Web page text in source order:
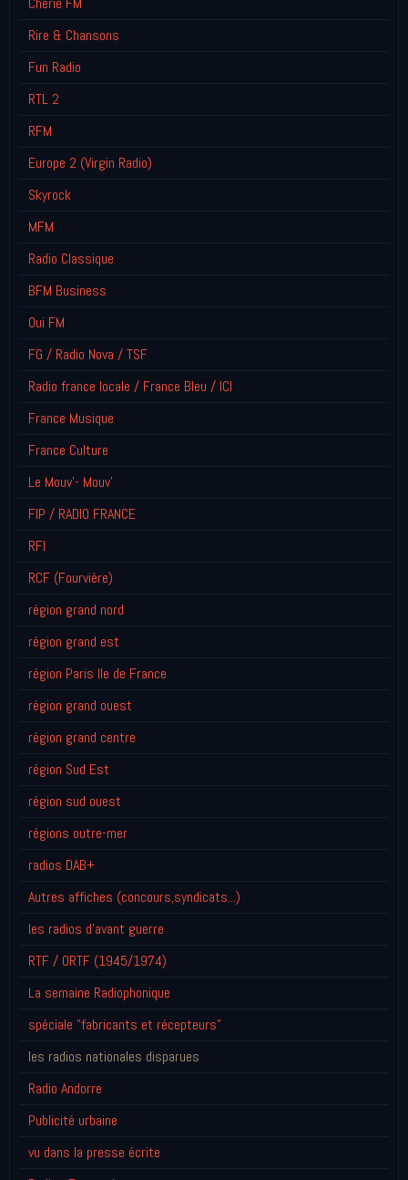
Rire & Chansons
Fun Radio
RTL 2
RFM
Europe 2 (Virgin Radio)
Skyrock
MFM
Radio Classique
BFM Business
Oui FM
FG / Radio Nova / TSF
Radio france locale / France Bleu / ICI
France Musique
France Culture
Le Mouv'- Mouv'
FIP / RADIO FRANCE
RFI
RCF (Fourvière)
région grand nord
région grand est
région Paris Ile de France
région grand ouest
région grand centre
région Sud Est
région sud ouest
régions outre-mer
radios DAB+
Autres affiches (concours,syndicats...)
les radios d'avant guerre
RTF / ORTF (1945/1974)
La semaine Radiophonique
spéciale "fabricants et récepteurs"
les radios nationales disparues
Radio Andorre
Publicité urbaine
vu dans la presse écrite